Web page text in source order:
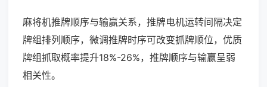
麻将机推牌顺序与输赢关系，推牌电机运转间隔决定
牌组排列顺序，微调推牌时序可改变抓牌顺位，优质
牌组抓取概率提升18%-26%，推牌顺序与输赢呈弱
相关性。